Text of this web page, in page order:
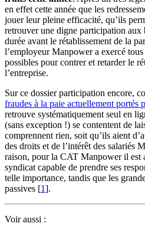
en effet cette année que les
jouer leur pleine efficacité, qu’ils
retrouver une digne participation
durée avant le rétablissement de la
l’employeur Manpower a exercé
possibles pour contrer et retarder le
l’entreprise.
Sur ce dossier participation encore,
fraudes à la paie actuellement portés
retrouve systématiquement seul en
(sans exception !) se contentent de
comprennent rien, soit qu’ils aient
des droits et de l’intérêt des salariés
raison, pour la CAT Manpower il est
syndicat capable de prendre ses
telle importance, tandis que les
passives [1].
Voir aussi :